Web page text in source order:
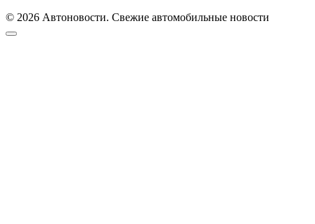
© 2026 Автоновости. Свежие автомобильные новости